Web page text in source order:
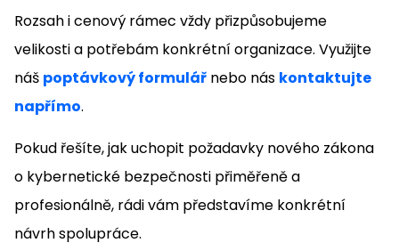
Rozsah i cenový rámec vždy přizpůsobujeme
velikosti a potřebám konkrétní organizace. Využijte
náš poptávkový formulář nebo nás kontaktujte
napřímo.
Pokud řešíte, jak uchopit požadavky nového zákona
o kybernetické bezpečnosti přiměřeně a
profesionálně, rádi vám představíme konkrétní
návrh spolupráce.